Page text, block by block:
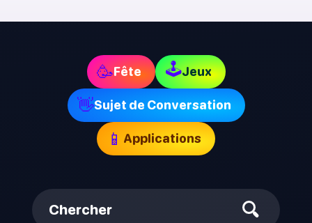
🥳Fête 🕹Jeux
👋Sujet de Conversation
📱 Applications
Chercher